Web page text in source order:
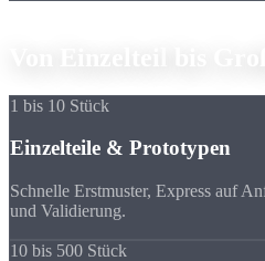
1 bis 10 Stück
Einzelteile & Prototypen
Schnelle Erstmuster, Express auf
und Validierung.
10 bis 500 Stück